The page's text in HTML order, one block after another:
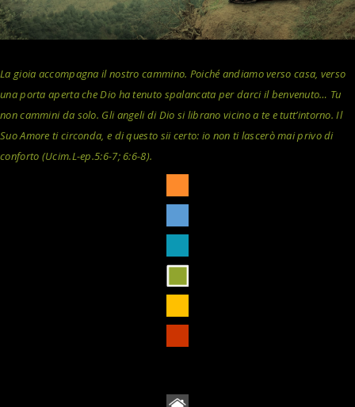
La gioia accompagna il nostro cammino. Poiché andiamo verso casa, verso
una porta aperta che Dio ha tenuto spalancata per darci il benvenuto… Tu
non cammini da solo. Gli angeli di Dio si librano vicino a te e tutt’intorno. Il
Suo Amore ti circonda, e di questo sii certo: io non ti lascerò mai privo di
conforto (Ucim.L-ep.5:6-7; 6:6-8).